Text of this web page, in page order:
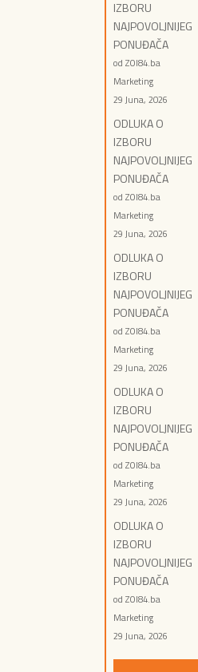
IZBORU
NAJPOVOLJNIJEG
PONUĐAČA
od ZOI84.ba
Marketing
29 Juna, 2026
ODLUKA O
IZBORU
NAJPOVOLJNIJEG
PONUĐAČA
od ZOI84.ba
Marketing
29 Juna, 2026
ODLUKA O
IZBORU
NAJPOVOLJNIJEG
PONUĐAČA
od ZOI84.ba
Marketing
29 Juna, 2026
ODLUKA O
IZBORU
NAJPOVOLJNIJEG
PONUĐAČA
od ZOI84.ba
Marketing
29 Juna, 2026
ODLUKA O
IZBORU
NAJPOVOLJNIJEG
PONUĐAČA
od ZOI84.ba
Marketing
29 Juna, 2026